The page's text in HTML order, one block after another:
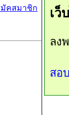
คสมาชิก
เว็
ลง
สอ